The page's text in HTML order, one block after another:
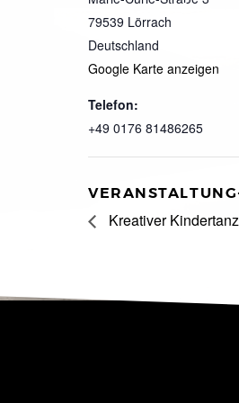
79539 Lörrach
Deutschland
Google Karte anzeigen
Telefon:
+49 0176 81486265
Kreativer